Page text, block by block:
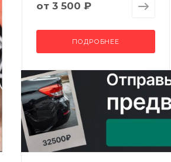
от 3 500 ₽
ПОДРОБНЕЕ